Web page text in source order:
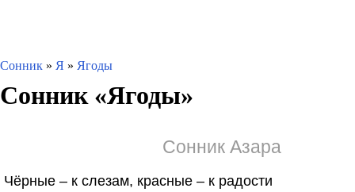
Сонник » Я » Ягоды
Сонник «Ягоды»
Сонник Азара
Чёрные – к слезам, красные – к радости